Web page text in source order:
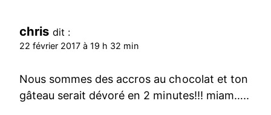
chris dit :
22 février 2017 à 19 h 32 min
Nous sommes des accros au chocolat et ton
gâteau serait dévoré en 2 minutes!!! miam…..